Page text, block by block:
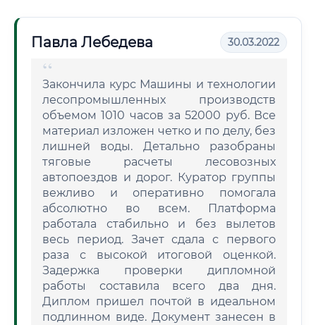
Павла Лебедева 30.03.2022
Закончила курс Машины и технологии
лесопромышленных производств
объемом 1010 часов за 52000 руб. Все
материал изложен четко и по делу, без
лишней воды. Детально разобраны
тяговые расчеты лесовозных
автопоездов и дорог. Куратор группы
вежливо и оперативно помогала
абсолютно во всем. Платформа
работала стабильно и без вылетов
весь период. Зачет сдала с первого
раза с высокой итоговой оценкой.
Задержка проверки дипломной
работы составила всего два дня.
Диплом пришел почтой в идеальном
подлинном виде. Документ занесен в